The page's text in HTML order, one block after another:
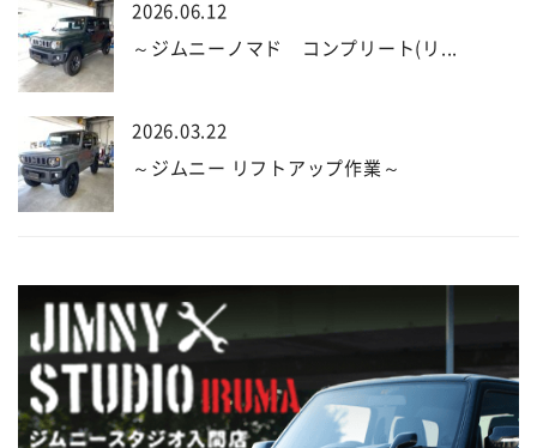
2026.06.12
～ジムニーノマド コンプリート(リ...
2026.03.22
～ジムニー リフトアップ作業～